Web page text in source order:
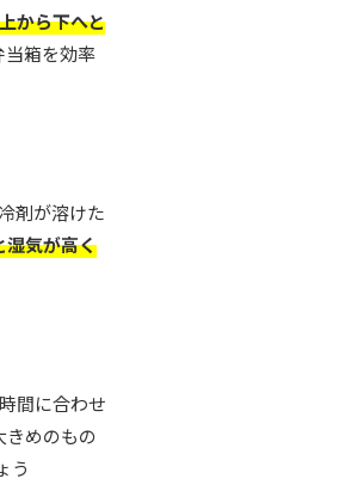
から下へと
当箱を効率
剤が溶けた
湿気が高く
間に合わせ
きめのもの
う